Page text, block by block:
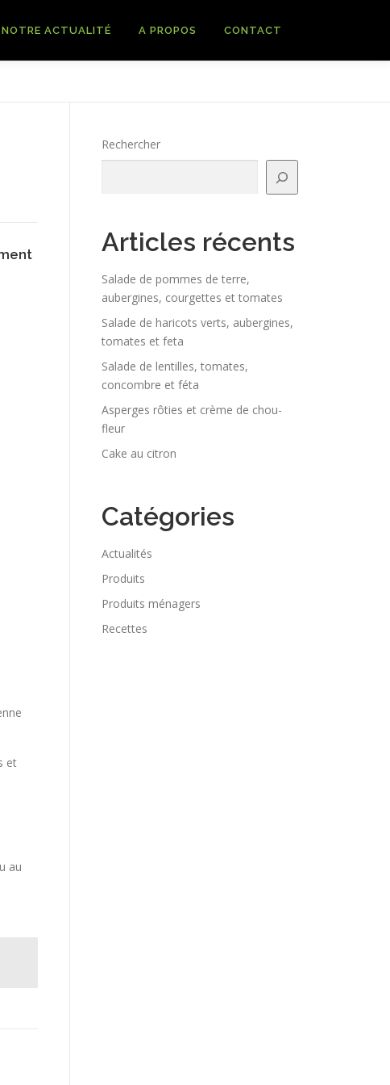
NOTRE ACTUALITÉ A PROPOS CONTACT
et
au
Rechercher
Articles récents
Salade de pommes de terre,
aubergines, courgettes et tomates
Salade de haricots verts, aubergines,
tomates et feta
Salade de lentilles, tomates,
concombre et féta
Asperges rôties et crème de chou-
fleur
Cake au citron
Catégories
Actualités
Produits
Produits ménagers
Recettes